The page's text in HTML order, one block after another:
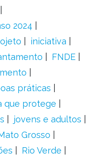
2024
iniciativa
FNDE
práticas
que protege
jovens e adultos
Grosso
Rio Verde